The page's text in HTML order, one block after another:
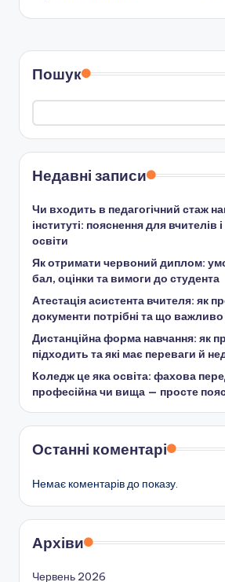
Пошук
Недавні записи
Чи входить в педагогічний стаж
інституті: пояснення для вчителів
освіти
Як отримати червоний диплом:
бал, оцінки та вимоги до студента
Атестація асистента вчителя: як
документи потрібні та що важливо
Дистанційна форма навчання: як
підходить та які має переваги й
Коледж це яка освіта: фахова
професійна чи вища — просте
Останні коментарі
Немає коментарів до показу.
Архіви
Червень 2026